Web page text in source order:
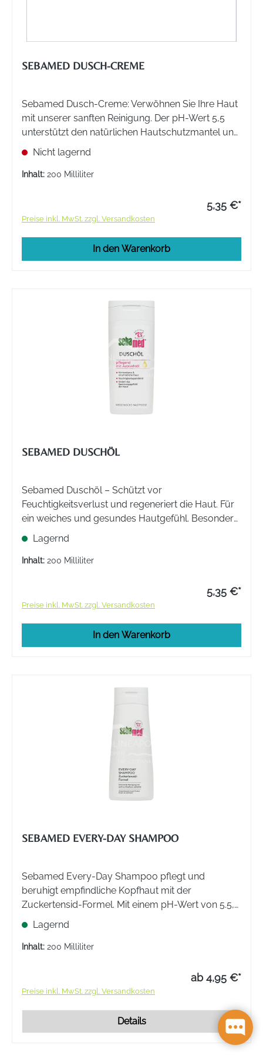
SEBAMED DUSCH-CREME
Sebamed Dusch-Creme: Verwöhnen Sie Ihre Haut
mit unserer sanften Reinigung. Der pH-Wert 5,5
unterstützt den natürlichen Hautschutzmantel und
pflanzliche Lipide spenden intensive Feuchtigkeit.
Ideal für trockene und empfindliche Haut.
Nicht lagernd
Inhalt: 200 Milliliter
5,35 €*
Preise inkl. MwSt. zzgl. Versandkosten
In den Warenkorb
SEBAMED DUSCHÖL
Sebamed Duschöl – Schützt vor
Feuchtigkeitsverlust und regeneriert die Haut. Für
ein weiches und gesundes Hautgefühl. Besonders
geeignet für empfindliche Hauttypen. Sanfte
Pflege für trockene Haut.
Lagernd
Inhalt: 200 Milliliter
5,35 €*
Preise inkl. MwSt. zzgl. Versandkosten
In den Warenkorb
SEBAMED EVERY-DAY SHAMPOO
Sebamed Every-Day Shampoo pflegt und
beruhigt empfindliche Kopfhaut mit der
Zuckertensid-Formel. Mit einem pH-Wert von 5.5,
der dem natürlichen Säureschutzmantel der Haut
entspricht, ist es besonders schonend.
Lagernd
Inhalt: 200 Milliliter
ab 4,95 €*
Preise inkl. MwSt. zzgl. Versandkosten
Details